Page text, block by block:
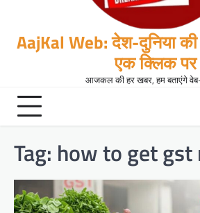
AajKal Web: देश-दुनिया
एक क्लिक पर
आजकल की हर खबर, हम बताएंगे वेब-
Tag: how to get gst